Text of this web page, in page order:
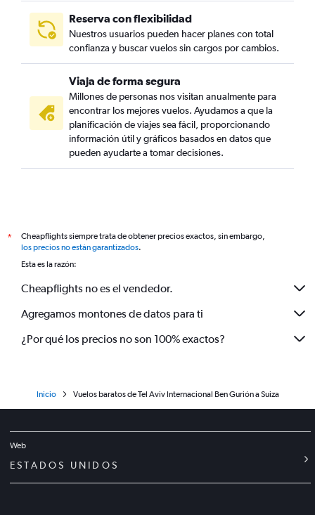
Reserva con flexibilidad
Nuestros usuarios pueden hacer planes con total
confianza y buscar vuelos sin cargos por cambios.
Viaja de forma segura
Millones de personas nos visitan anualmente para
encontrar los mejores vuelos. Ayudamos a que la
planificación de viajes sea fácil, proporcionando
información útil y gráficos basados en datos que
pueden ayudarte a tomar decisiones.
*
Cheapflights siempre trata de obtener precios exactos, sin embargo,
los precios no están garantizados.
Esta es la razón:
Cheapflights no es el vendedor.
Agregamos montones de datos para ti
¿Por qué los precios no son 100% exactos?
Inicio Vuelos baratos de Tel Aviv Internacional Ben Gurión a Suiza
Web
ESTADOS UNIDOS